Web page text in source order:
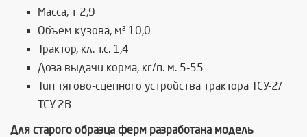
Масса, т 2,9
Объем кузова, м³ 10,0
Трактор, кл. т.с. 1,4
Доза выдачи корма, кг/п. м. 5-55
Тип тягово-сцепного устройства трактора ТСУ-2/
ТСУ-2В
Для старого образца ферм разработана модель